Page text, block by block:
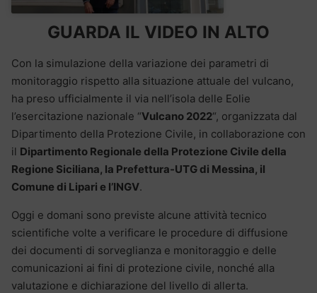
GUARDA IL VIDEO IN ALTO
Con la simulazione della variazione dei parametri di
monitoraggio rispetto alla situazione attuale del vulcano,
ha preso ufficialmente il via nell’isola delle Eolie
l’esercitazione nazionale “Vulcano 2022“, organizzata dal
Dipartimento della Protezione Civile, in collaborazione con
il Dipartimento Regionale della Protezione Civile della
Regione Siciliana, la Prefettura-UTG di Messina, il
Comune di Lipari e l’INGV.
Oggi e domani sono previste alcune attività tecnico
scientifiche volte a verificare le procedure di diffusione
dei documenti di sorveglianza e monitoraggio e delle
comunicazioni ai fini di protezione civile, nonché alla
valutazione e dichiarazione del livello di allerta.